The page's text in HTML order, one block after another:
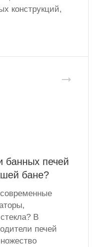
конструкций,
банных печей
бане?
В
печей